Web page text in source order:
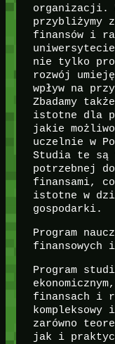
organizacji.
przybliżymy
finansów i
uniwersytecie
nie tylko
rozwój
wpływ na
Zbadamy
istotne dla
jakie
uczelnie w
Studia te są
potrzebnej
finansami,
istotne w
gospodarki.
Program
finansowych i
Program
finansach i
zarówno
jak i